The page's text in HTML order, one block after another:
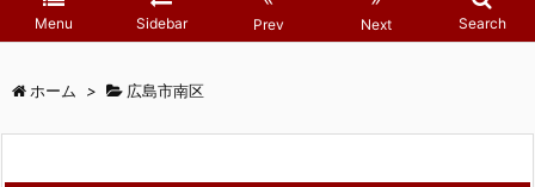
Menu Sidebar Prev Next Search
ホーム > 広島市南区